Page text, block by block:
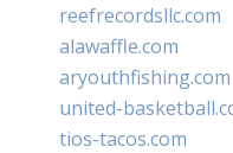
reefrecordsllc.com
alawaffle.com
aryouthfishing.com
united-
tios-tacos.com